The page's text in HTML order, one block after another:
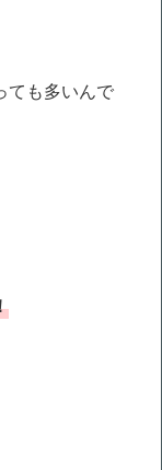
ても多いんで